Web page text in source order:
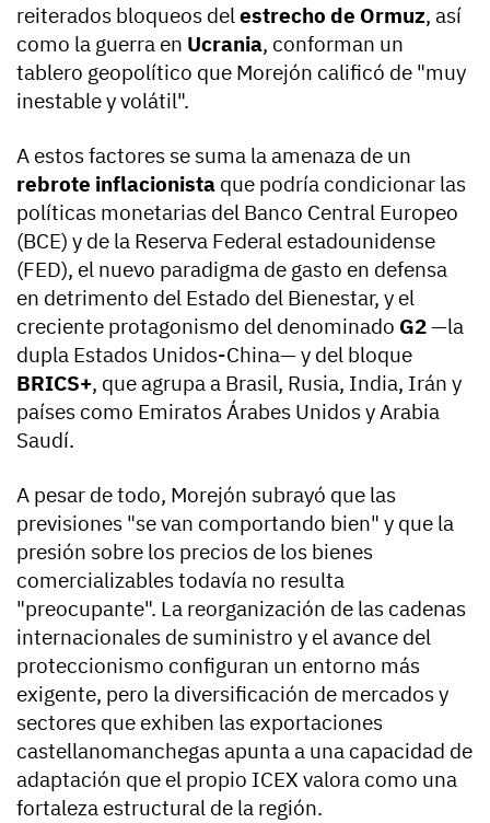
reiterados bloqueos delestrecho de Ormuz, así
como la guerra en Ucrania, conforman un
tablero geopolítico que Morejón calificó de "muy
inestable y volátil".
A estos factores se suma la amenaza de un
rebrote inflacionista que podría condicionar las
políticas monetarias del Banco Central Europeo
(BCE) y de la Reserva Federal estadounidense
(FED), el nuevo paradigma de gasto en defensa
en detrimento del Estado del Bienestar, y el
creciente protagonismo del denominado G2—la
dupla Estados Unidos-China— y del bloque
BRICS+, que agrupa a Brasil, Rusia, India, Irán y
países como Emiratos Árabes Unidos y Arabia
Saudí.
A pesar de todo, Morejón subrayó que las
previsiones "se van comportando bien" y que la
presión sobre los precios de los bienes
comercializables todavía no resulta
"preocupante". La reorganización de las cadenas
internacionales de suministro y el avance del
proteccionismo configuran un entorno más
exigente, pero la diversificación de mercados y
sectores que exhiben las exportaciones
castellanomanchegas apunta a una capacidad de
adaptación que el propio ICEX valora como una
fortaleza estructural de la región.